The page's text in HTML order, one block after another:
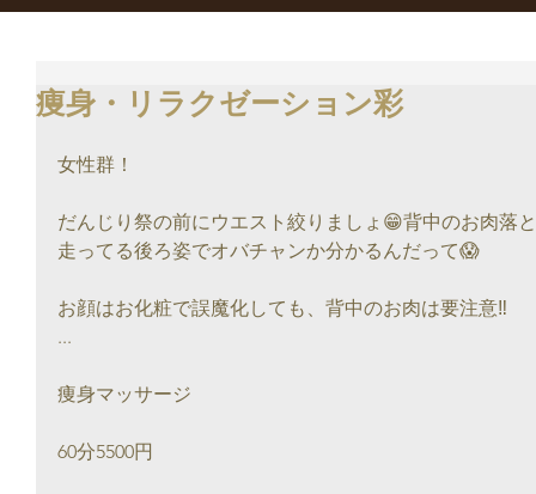
痩身・リラクゼーション彩
女性群！
だんじり祭の前にウエスト絞りましょ😁背中のお肉落
走ってる後ろ姿でオバチャンか分かるんだって😱
お顔はお化粧で誤魔化しても、背中のお肉は要注意‼
...
痩身マッサージ
60分5500円